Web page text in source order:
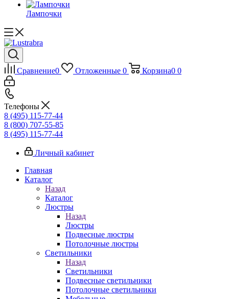
Лампочки
Сравнение0 Отложенные 0 Корзина0 0
Телефоны
8 (495) 115-77-44
8 (800) 707-55-85
8 (495) 115-77-44
Личный кабинет
Главная
Каталог
Назад
Каталог
Люстры
Назад
Люстры
Подвесные люстры
Потолочные люстры
Светильники
Назад
Светильники
Подвесные светильники
Потолочные светильники